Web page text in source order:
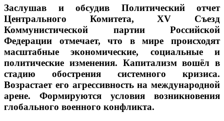
Заслушав и обсудив Политический отчет
Центрального Комитета, XV Съезд
Коммунистической партии Российской
Федерации отмечает, что в мире происходят
масштабные экономические, социальные и
политические изменения. Капитализм вошёл в
стадию обострения системного кризиса.
Возрастает его агрессивность на международной
арене. Формируются условия возникновения
глобального военного конфликта.